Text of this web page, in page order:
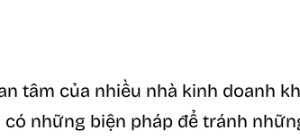
tâm của nhiều nhà kinh doanh
những biện pháp để tránh